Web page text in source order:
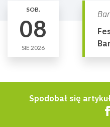
SOB.
08
SIE 2026
Spodobał się